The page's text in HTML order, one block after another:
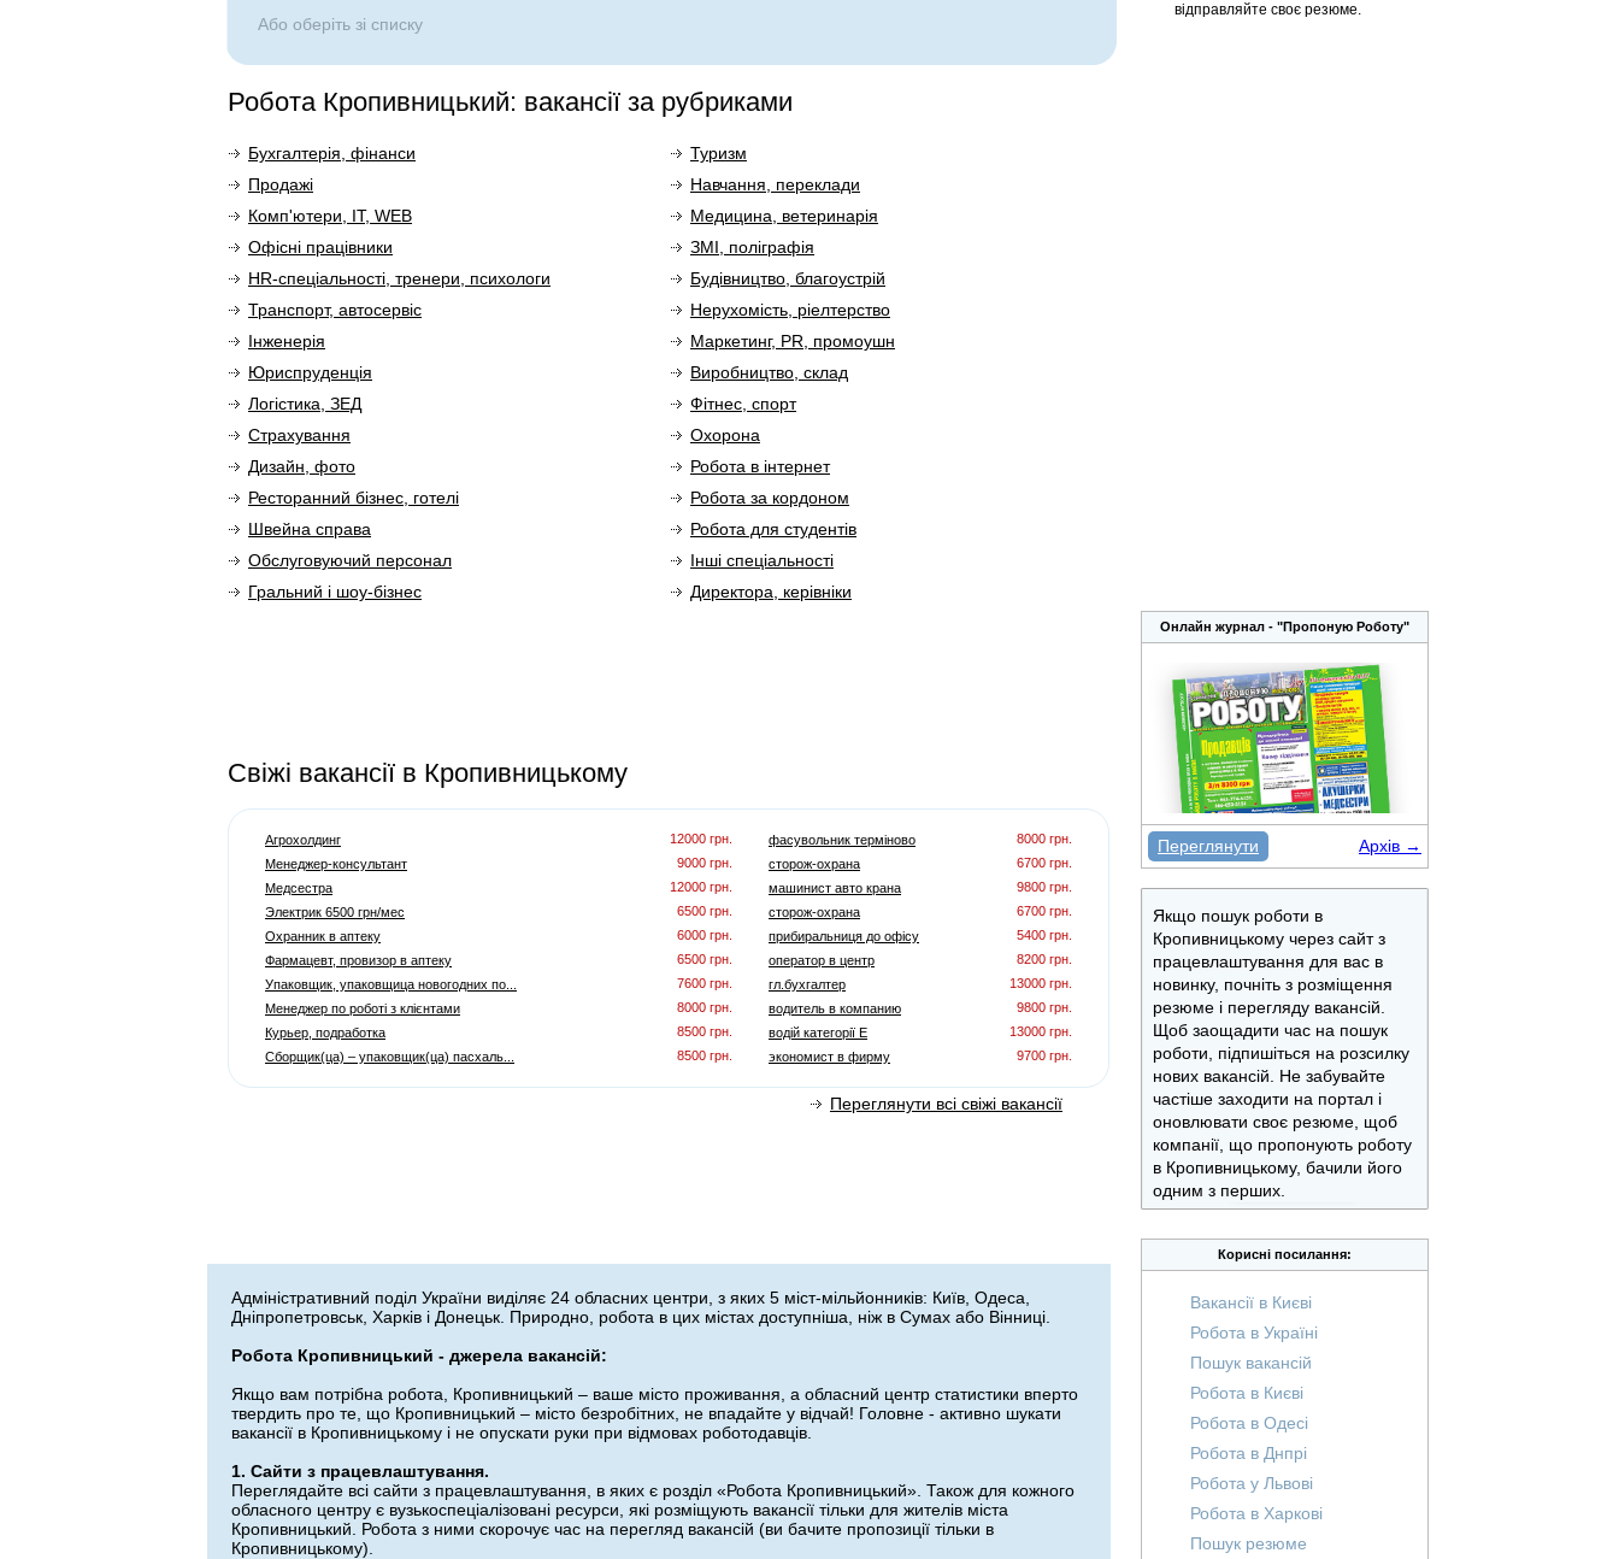
Або оберіть зі списку
відправляйте своє резюме.
Робота Кропивницький: вакансії за рубриками
Бухгалтерія, фінанси
Продажі
Комп'ютери, IT, WEB
Офісні працівники
HR-спеціальності, тренери, психологи
Транспорт, автосервіс
Інженерія
Юриспруденція
Логістика, ЗЕД
Страхування
Дизайн, фото
Ресторанний бізнес, готелі
Швейна справа
Обслуговуючий персонал
Гральний і шоу-бізнес
Туризм
Навчання, переклади
Медицина, ветеринарія
ЗМІ, поліграфія
Будівництво, благоустрій
Нерухомість, ріелтерство
Маркетинг, PR, промоушн
Виробництво, склад
Фітнес, спорт
Охорона
Робота в інтернет
Робота за кордоном
Робота для студентів
Інші спеціальності
Директора, керівніки
Cвіжі вакансії в Кропивницькому
Агрохолдинг
12000 грн.
Менеджер-консультант
9000 грн.
Медсестра
12000 грн.
Электрик 6500 грн/мес
6500 грн.
Охранник в аптеку
6000 грн.
Фармацевт, провизор в аптеку
6500 грн.
Упаковщик, упаковщица новогодних по...
7600 грн.
Менеджер по роботі з клієнтами
8000 грн.
Курьер, подработка
8500 грн.
Сборщик(ца) – упаковщик(ца) пасхаль...
8500 грн.
фасувольник терміново
8000 грн.
сторож-охрана
6700 грн.
машинист авто крана
9800 грн.
сторож-охрана
6700 грн.
прибиральниця до офісу
5400 грн.
оператор в центр
8200 грн.
гл.бухгалтер
13000 грн.
водитель в компанию
9800 грн.
водій категорії Е
13000 грн.
экономист в фирму
9700 грн.
Переглянути всі свіжі вакансії
Адміністративний поділ України виділяє 24 обласних центри, з яких 5 міст-мільйонників: Київ, Одеса,
Дніпропетровськ, Харків і Донецьк. Природно, робота в цих містах доступніша, ніж в Сумах або Вінниці.
Робота Кропивницький - джерела вакансій:
Якщо вам потрібна робота, Кропивницький – ваше місто проживання, а обласний центр статистики вперто
твердить про те, що Кропивницький – місто безробітних, не впадайте у відчай! Головне - активно шукати
вакансії в Кропивницькому і не опускати руки при відмовах роботодавців.
1. Сайти з працевлаштування.
Переглядайте всі сайти з працевлаштування, в яких є розділ «Робота Кропивницький». Також для кожного
обласного центру є вузькоспеціалізовані ресурси, які розміщують вакансії тільки для жителів міста
Кропивницький. Робота з ними скорочує час на перегляд вакансій (ви бачите пропозиції тільки в
Кропивницькому).
Онлайн журнал - "Пропоную Роботу"
Архів →
Переглянути
Якщо пошук роботи в
Кропивницькому через сайт з
працевлаштування для вас в
новинку, почніть з розміщення
резюме і перегляду вакансій.
Щоб заощадити час на пошук
роботи, підпишіться на розсилку
нових вакансій. Не забувайте
частіше заходити на портал і
оновлювати своє резюме, щоб
компанії, що пропонують роботу
в Кропивницькому, бачили його
одним з перших.
Корисні посилання:
Вакансії в Києві
Робота в Україні
Пошук вакансій
Робота в Києві
Робота в Одесі
Робота в Днпрі
Робота у Львові
Робота в Харкові
Пошук резюме